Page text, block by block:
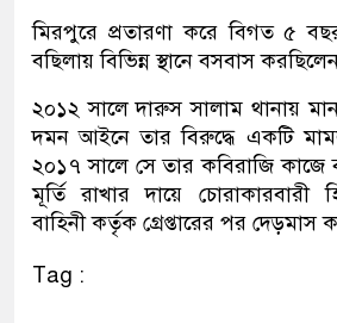
মিরপুরে প্রতারণা করে বিগত ৫
বছিলায় বিভিন্ন স্থানে বসবাস
২০১২ সালে দারুস সালাম থানায়
দমন আইনে তার বিরুদ্ধে একটি
২০১৭ সালে সে তার কবিরাজি কাজে
মূর্তি রাখার দায়ে চোরাকারবারী
বাহিনী কর্তৃক গ্রেপ্তারের পর দেড়মাস
Tag :